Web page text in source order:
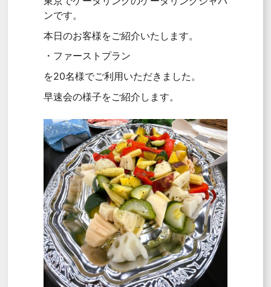
ンです。
本日のお客様をご紹介いたします。
・ファーストプラン
を20名様でご利用いただきました。
早速会の様子をご紹介します。